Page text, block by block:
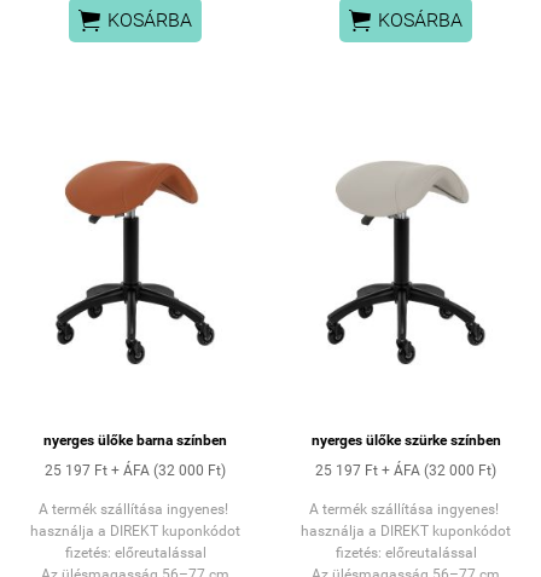
A barber férfi fodrász szék
magassága hidraulikusan
hidraulika biztosítja a
termetesebb férfiak kényelmét.
A szék 360°-ban forgatható, ami
megkönnyíti a különböző
A pedál felemelésével fixalható a
szék poziciója.
 KOSÁRBA
PANNÓNIA UTCAI
ÜZLETÜNKBEN
 KOSÁRBA
nyerges ülőke barna színben
25 197 Ft + ÁFA (32 000 Ft)
A termék szállítása ingyenes!
használja a DIREKT kuponkódot
fizetés: előreutalással
nyerges ülőke szürke színben
25 197 Ft + ÁFA (32 000 Ft)
A termék szállítása ingyenes!
használja a DIREKT kuponkódot
fizetés: előreutalással